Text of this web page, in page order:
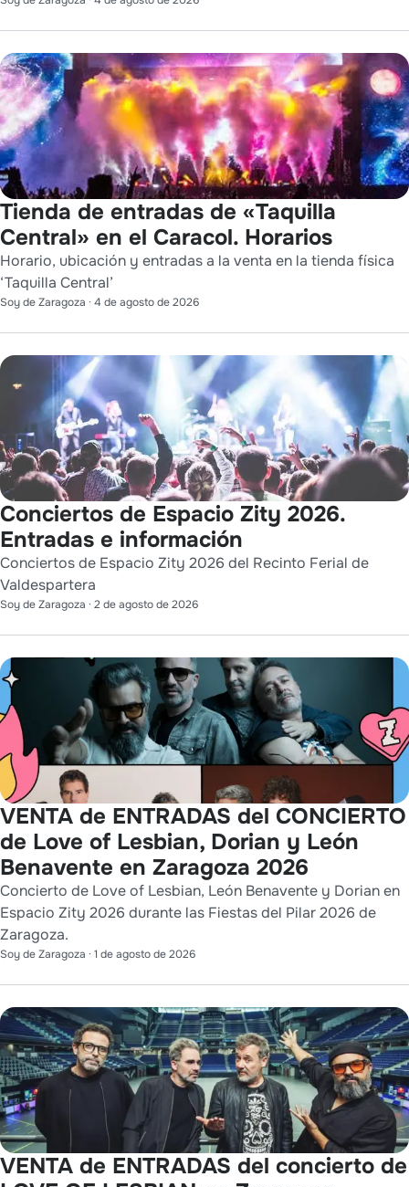
Tienda de entradas de «Taquilla
Central» en el Caracol. Horarios
Horario, ubicación y entradas a la venta en la tienda física
‘Taquilla Central’
Soy de Zaragoza · 4 de agosto de 2026
Conciertos de Espacio Zity 2026.
Entradas e información
Conciertos de Espacio Zity 2026 del Recinto Ferial de
Valdespartera
Soy de Zaragoza · 2 de agosto de 2026
VENTA de ENTRADAS del CONCIERTO
de Love of Lesbian, Dorian y León
Benavente en Zaragoza 2026
Concierto de Love of Lesbian, León Benavente y Dorian en
Espacio Zity 2026 durante las Fiestas del Pilar 2026 de
Zaragoza.
Soy de Zaragoza · 1 de agosto de 2026
VENTA de ENTRADAS del concierto de